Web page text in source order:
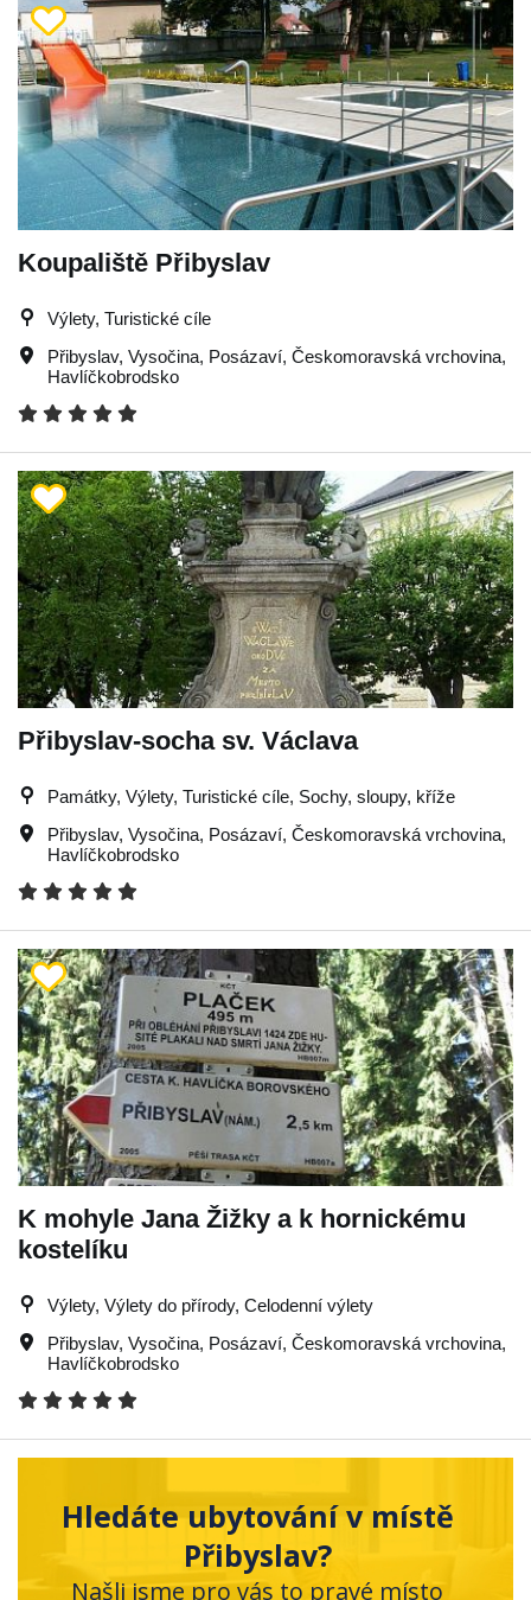
Koupaliště Přibyslav
Výlety, Turistické cíle
Přibyslav, Vysočina, Posázaví, Českomoravská vrchovina,
Havlíčkobrodsko
Přibyslav-socha sv. Václava
Památky, Výlety, Turistické cíle, Sochy, sloupy, kříže
Přibyslav, Vysočina, Posázaví, Českomoravská vrchovina,
Havlíčkobrodsko
K mohyle Jana Žižky a k hornickému
kostelíku
Výlety, Výlety do přírody, Celodenní výlety
Přibyslav, Vysočina, Posázaví, Českomoravská vrchovina,
Havlíčkobrodsko
Hledáte ubytování v místě
Přibyslav?
Našli jsme pro vás to pravé místo